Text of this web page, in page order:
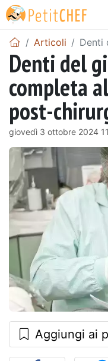
Articoli Denti
Denti del
completa
post-
giovedì 3 ottobre 2024
Aggiungi ai